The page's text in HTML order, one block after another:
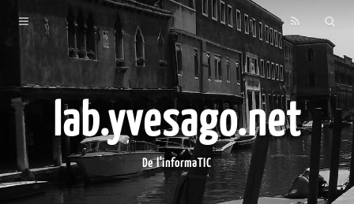
lab.yvesago.net
De l'informaTIC
Home
Archives